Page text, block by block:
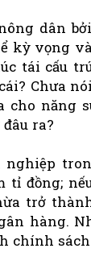
dân
kỳ vọng
tái cấu
Chưa
năng
ra?
nghiệp
tỉ đồng;
trở
hàng.
chính